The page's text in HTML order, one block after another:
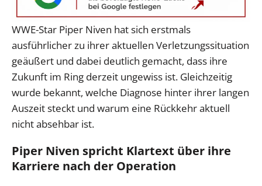
WWE-Star Piper Niven hat sich erstmals
ausführlicher zu ihrer aktuellen Verletzungssituation
geäußert und dabei deutlich gemacht, dass ihre
Zukunft im Ring derzeit ungewiss ist. Gleichzeitig
wurde bekannt, welche Diagnose hinter ihrer langen
Auszeit steckt und warum eine Rückkehr aktuell
nicht absehbar ist.
Piper Niven spricht Klartext über ihre
Karriere nach der Operation